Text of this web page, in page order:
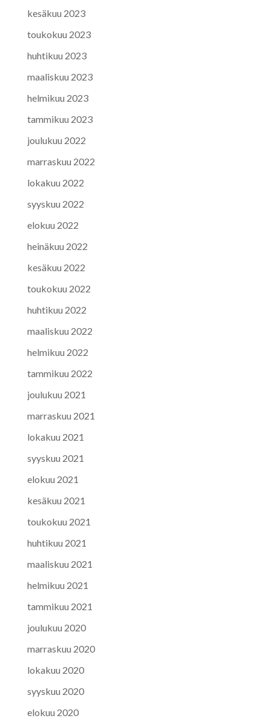
kesäkuu 2023
toukokuu 2023
huhtikuu 2023
maaliskuu 2023
helmikuu 2023
tammikuu 2023
joulukuu 2022
marraskuu 2022
lokakuu 2022
syyskuu 2022
elokuu 2022
heinäkuu 2022
kesäkuu 2022
toukokuu 2022
huhtikuu 2022
maaliskuu 2022
helmikuu 2022
tammikuu 2022
joulukuu 2021
marraskuu 2021
lokakuu 2021
syyskuu 2021
elokuu 2021
kesäkuu 2021
toukokuu 2021
huhtikuu 2021
maaliskuu 2021
helmikuu 2021
tammikuu 2021
joulukuu 2020
marraskuu 2020
lokakuu 2020
syyskuu 2020
elokuu 2020